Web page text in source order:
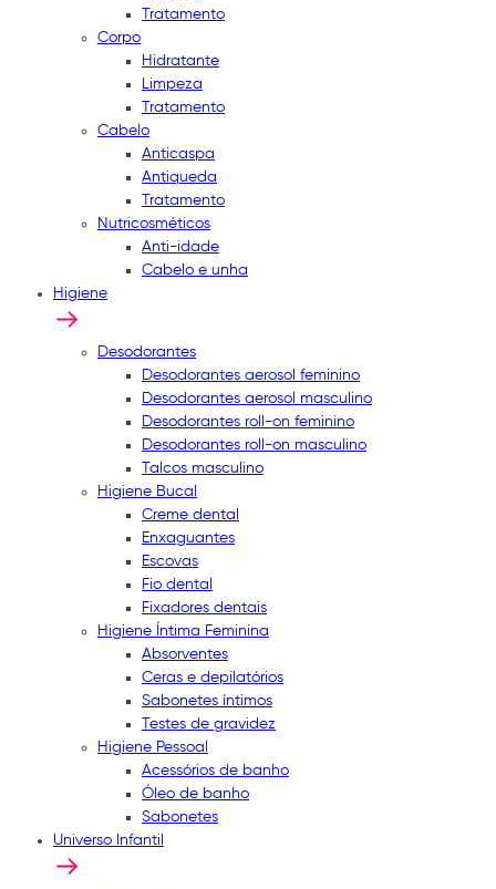
Tratamento
Corpo
Hidratante
Limpeza
Tratamento
Cabelo
Anticaspa
Antiqueda
Tratamento
Nutricosméticos
Anti-idade
Cabelo e unha
Higiene
Desodorantes
Desodorantes aerosol feminino
Desodorantes aerosol masculino
Desodorantes roll-on feminino
Desodorantes roll-on masculino
Talcos masculino
Higiene Bucal
Creme dental
Enxaguantes
Escovas
Fio dental
Fixadores dentais
Higiene Íntima Feminina
Absorventes
Ceras e depilatórios
Sabonetes íntimos
Testes de gravidez
Higiene Pessoal
Acessórios de banho
Óleo de banho
Sabonetes
Universo Infantil